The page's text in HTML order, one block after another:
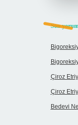
Son
Çiroz
Çiroz
Bedevi